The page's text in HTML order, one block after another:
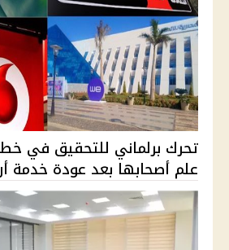
تحرك برلماني للتحقيق في
علم أصحابها بعد عودة خدمة